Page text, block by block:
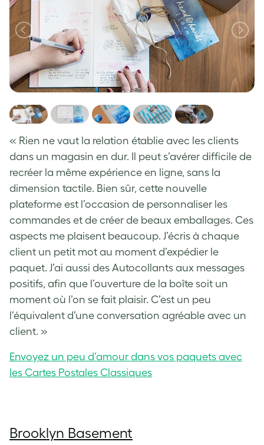
« Rien ne vaut la relation établie avec les clients
dans un magasin en dur. Il peut s’avérer difficile de
recréer la même expérience en ligne, sans la
dimension tactile. Bien sûr, cette nouvelle
plateforme est l’occasion de personnaliser les
commandes et de créer de beaux emballages. Ces
aspects me plaisent beaucoup. J’écris à chaque
client un petit mot au moment d’expédier le
paquet. J’ai aussi des Autocollants aux messages
positifs, afin que l’ouverture de la boîte soit un
moment où l’on se fait plaisir. C’est un peu
l’équivalent d’une conversation agréable avec un
client. »
Envoyez un peu d’amour dans vos paquets avec
les Cartes Postales Classiques
Brooklyn Basement